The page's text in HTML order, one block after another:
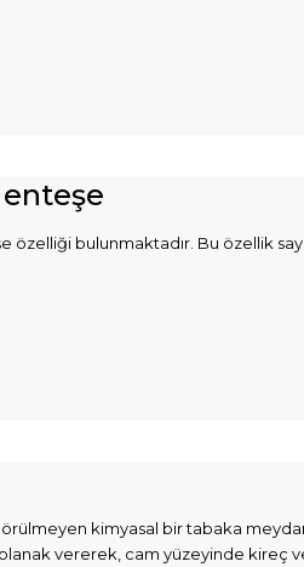
özelliği bulunmaktadır. Bu özellik
kimyasal bir tabaka
olanak vererek, cam yüzeyinde kireç